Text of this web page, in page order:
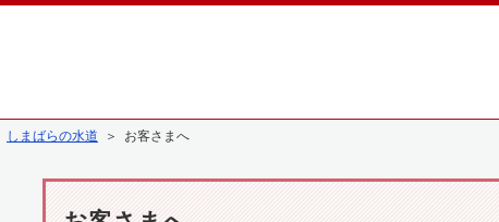
しまばらの水道 ＞ お客さまへ